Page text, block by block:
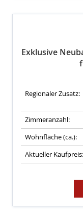
Exklusive
Regionaler Zusatz:
Zimmeranzahl:
Wohnfläche (ca.):
Aktueller Kaufpreis: